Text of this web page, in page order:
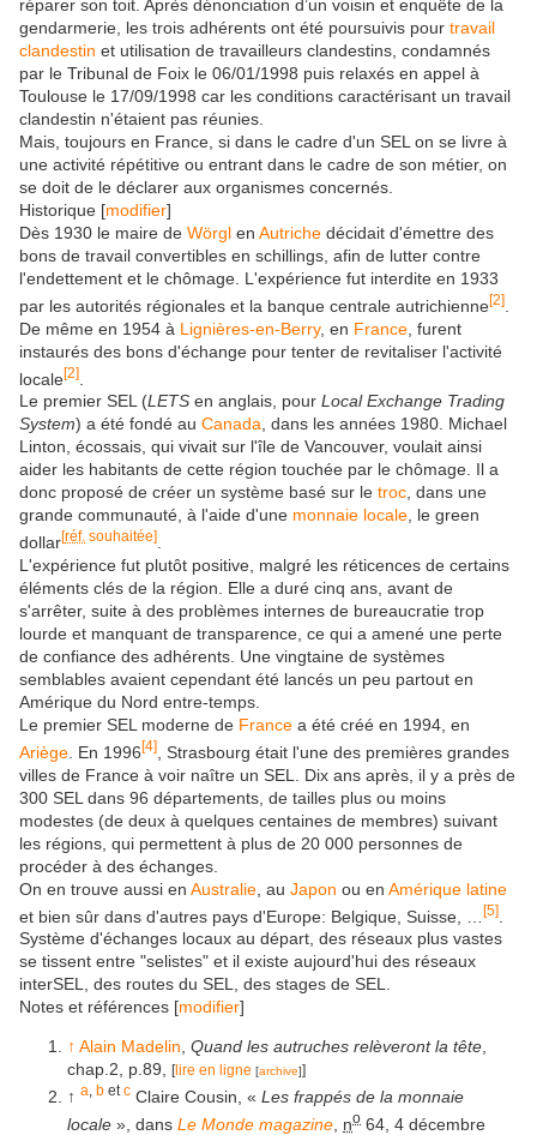
réparer son toit. Après dénonciation d’un voisin et enquête de la
gendarmerie, les trois adhérents ont été poursuivis pour travail
clandestin et utilisation de travailleurs clandestins, condamnés
par le Tribunal de Foix le 06/01/1998 puis relaxés en appel à
Toulouse le 17/09/1998 car les conditions caractérisant un travail
clandestin n'étaient pas réunies.
Mais, toujours en France, si dans le cadre d'un SEL on se livre à
une activité répétitive ou entrant dans le cadre de son métier, on
se doit de le déclarer aux organismes concernés.
Historique [modifier]
Dès 1930 le maire de Wörgl en Autriche décidait d'émettre des
bons de travail convertibles en schillings, afin de lutter contre
l'endettement et le chômage. L'expérience fut interdite en 1933
par les autorités régionales et la banque centrale autrichienne[2]
De même en 1954 à Lignières-en-Berry, en France , furent
instaurés des bons d'échange pour tenter de revitaliser l'activité
locale[2]
Le premier SEL (LETS en anglais, pour Local Exchange Trading
System) a été fondé au Canada, dans les années 1980. Michael
Linton, écossais, qui vivait sur l'île de Vancouver, voulait ainsi
aider les habitants de cette région touchée par le chômage. Il a
donc proposé de créer un système basé sur le troc, dans une
grande communauté, à l'aide d'une monnaie locale, le green
dollar[réf. souhaitée]
L'expérience fut plutôt positive, malgré les réticences de certains
éléments clés de la région. Elle a duré cinq ans, avant de
s'arrêter, suite à des problèmes internes de bureaucratie trop
lourde et manquant de transparence, ce qui a amené une perte
de confiance des adhérents. Une vingtaine de systèmes
semblables avaient cependant été lancés un peu partout en
Amérique du Nord entre-temps.
Le premier SEL moderne de France a été créé en 1994, en
Ariège . En 1996[4]
, Strasbourg était l'une des premières grandes
villes de France à voir naître un SEL. Dix ans après, il y a près de
300 SEL dans 96 départements, de tailles plus ou moins
modestes (de deux à quelques centaines de membres) suivant
les régions, qui permettent à plus de 20 000 personnes de
procéder à des échanges.
On en trouve aussi en Australie , au Japon ou en Amérique latine
et bien sûr dans d'autres pays d'Europe: Belgique, Suisse, …
[5]
Système d'échanges locaux au départ, des réseaux plus vastes
se tissent entre "selistes" et il existe aujourd'hui des réseaux
interSEL, des routes du SEL, des stages de SEL.
Notes et références [modifier]
↑ Alain Madelin, Quand les autruches relèveront la tête,
chap.2, p.89, [lire en ligne [archive]]
↑ a b et c Claire Cousin, « Les frappés de la monnaie
locale », dans Le Monde magazine no 64, 4 décembre